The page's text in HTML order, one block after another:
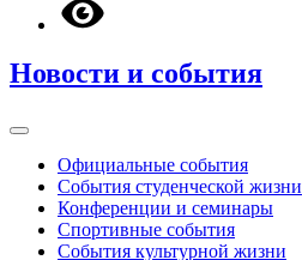
Новости и события
Официальные события
События студенческой жизни
Конференции и семинары
Спортивные события
События культурной жизни